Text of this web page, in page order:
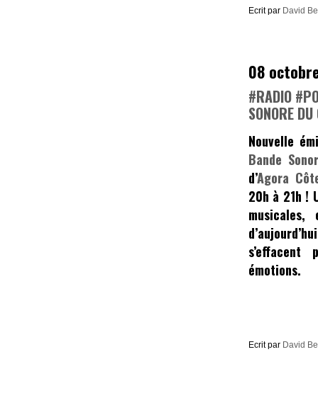
Ecrit par David
08
#RADIO
SONORE
Nouvelle
Bande
d’Agora
20h à 21h !
émotions.
Ecrit par David